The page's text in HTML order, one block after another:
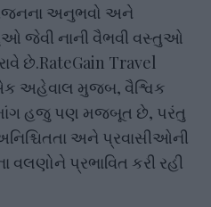
અનુભવો અને
જેવી નાની વૈભવી વસ્તુઓ
છે.RateGain Travel
અહેવાલ મુજબ, વૈશ્વિક
માંગ હજુ પણ મજબૂત છે, પરંતુ
અને પ્રવાસીઓની
પ્રભાવિત કરી રહી